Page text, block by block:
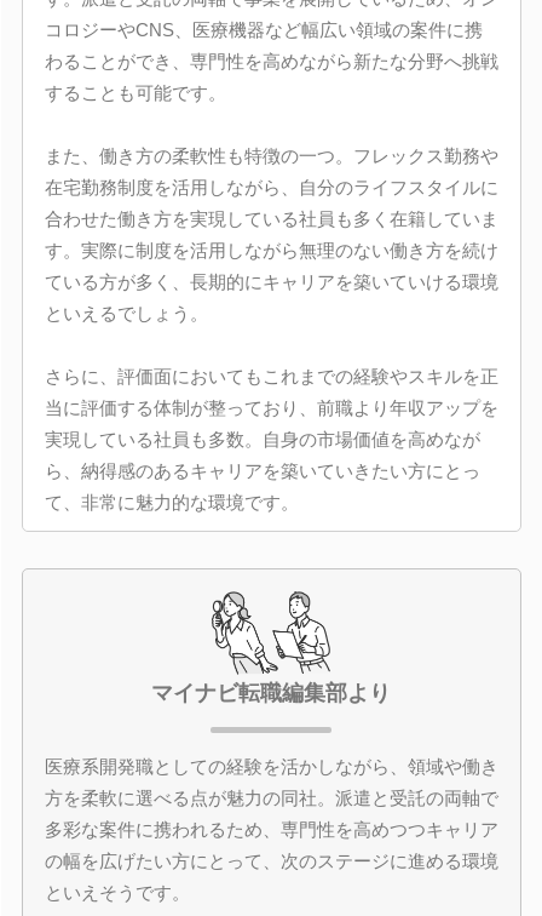
コロジーやCNS、医療機器など幅広い領域の案件に携
わることができ、専門性を高めながら新たな分野へ挑戦
することも可能です。
また、働き方の柔軟性も特徴の一つ。フレックス勤務や
在宅勤務制度を活用しながら、自分のライフスタイルに
合わせた働き方を実現している社員も多く在籍していま
す。実際に制度を活用しながら無理のない働き方を続け
ている方が多く、長期的にキャリアを築いていける環境
といえるでしょう。
さらに、評価面においてもこれまでの経験やスキルを正
当に評価する体制が整っており、前職より年収アップを
実現している社員も多数。自身の市場価値を高めなが
ら、納得感のあるキャリアを築いていきたい方にとっ
て、非常に魅力的な環境です。
マイナビ転職編集部より
医療系開発職としての経験を活かしながら、領域や働き
方を柔軟に選べる点が魅力の同社。派遣と受託の両軸で
多彩な案件に携われるため、専門性を高めつつキャリア
の幅を広げたい方にとって、次のステージに進める環境
といえそうです。